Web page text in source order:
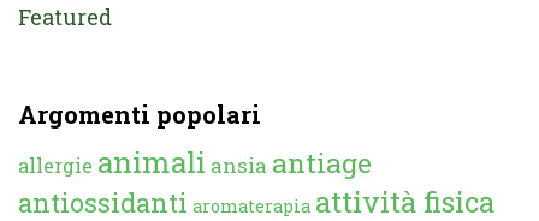
Featured
Argomenti popolari
allergie animali ansia antiage
antiossidanti aromaterapia attività fisica